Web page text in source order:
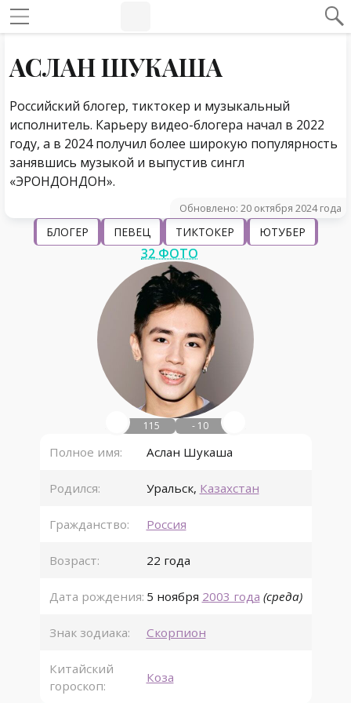
АСЛАН ШУКАША
Российский блогер, тиктокер и музыкальный
исполнитель. Карьеру видео-блогера начал в 2022
году, а в 2024 получил более широкую популярность
занявшись музыкой и выпустив сингл
«ЭРОНДОНДОН».
Обновлено: 20 октября 2024 года
БЛОГЕР ПЕВЕЦ ТИКТОКЕР ЮТУБЕР
32 ФОТО
115 - 10
Полное имя: Аслан Шукаша
Родился: Уральск, Казахстан
Гражданство: Россия
Возраст: 22 года
Дата рождения: 5 ноября 2003 года (среда)
Знак зодиака: Скорпион
Китайский
гороскоп:
Коза